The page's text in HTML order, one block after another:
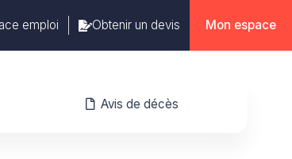
emploi Obtenir un devis Mon espace
Avis de décès